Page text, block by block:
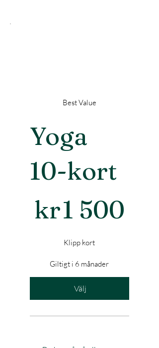
Best Value
Yoga
10-kort
kr1 500
Klipp kort
Giltigt i 6 månader
Välj